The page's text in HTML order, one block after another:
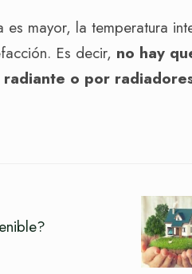
mayor, la temperatura
Es decir, no hay
radiante o por